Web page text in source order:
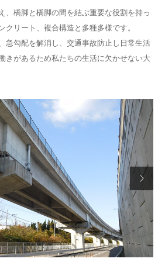
、橋脚と橋脚の間を結ぶ重要な役割を持っ
クリート、複合構造と多種多様です。
急勾配を解消し、交通事故防止し日常生活
きがあるため私たちの生活に欠かせない大
